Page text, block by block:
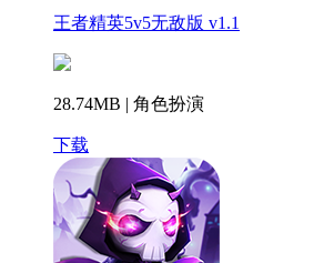
王者精英5v5无敌版 v1.1
28.74MB | 角色扮演
下载